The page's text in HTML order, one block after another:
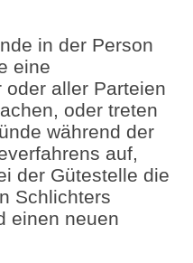
in der Person
eine
aller Parteien
oder treten
während der
auf,
der Gütestelle die
Schlichters
einen neuen